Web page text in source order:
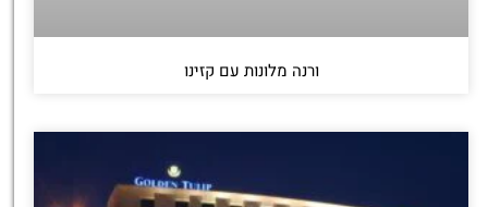
ורנה מלונות עם קזינו